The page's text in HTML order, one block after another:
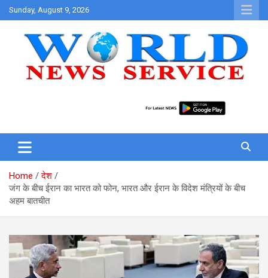
Skip
to
Sunday, August 9, 2026
Home
देश
जंग के बीच ईरान का भारत को फोन, भारत और ईरान के विदेश मंत्रियों के बीच
अहम बातचीत